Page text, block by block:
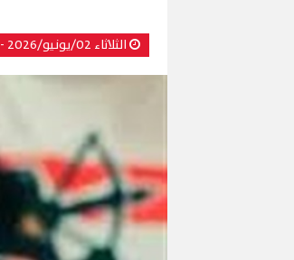
الثلاثاء 02/يونيو/2026 - 04:53 م